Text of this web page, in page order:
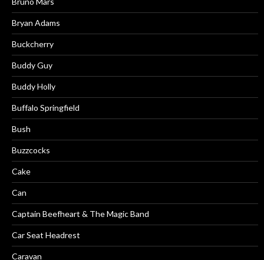
Bryan Adams
Buckcherry
Buddy Guy
Buddy Holly
Buffalo Springfield
Bush
Buzzcocks
Cake
Can
Captain Beefheart & The Magic Band
Car Seat Headrest
Caravan